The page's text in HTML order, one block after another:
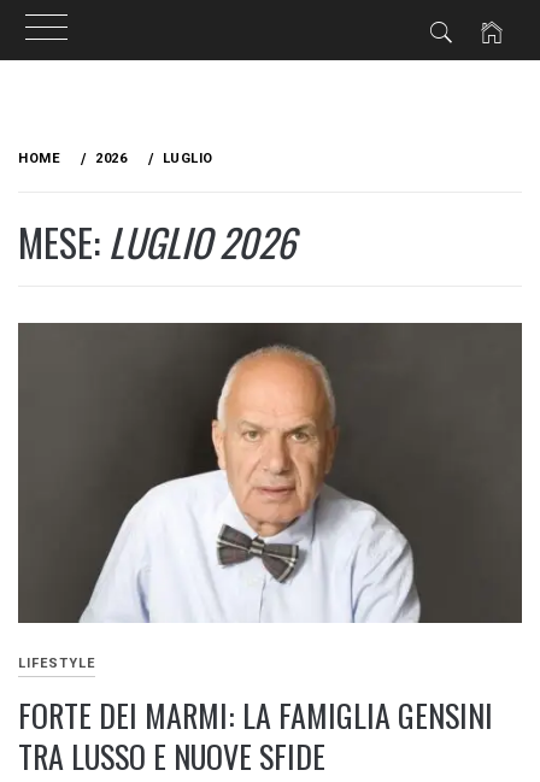
HOME 2026 LUGLIO
MESE:LUGLIO 2026
LIFESTYLE
FORTE DEI MARMI: LA FAMIGLIA GENSINI
TRA LUSSO E NUOVE SFIDE